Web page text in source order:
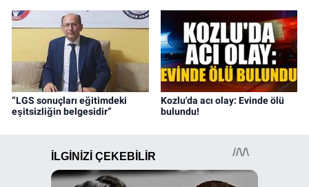
“LGS sonuçları eğitimdeki
eşitsizliğin belgesidir”
Kozlu'da acı olay: Evinde ölü
bulundu!